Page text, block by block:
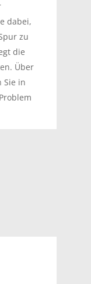
dabei,
zu
die
Über
Sie in